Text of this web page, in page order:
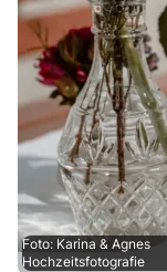
Foto: Karina & Agnes
Hochzeitsfotografie